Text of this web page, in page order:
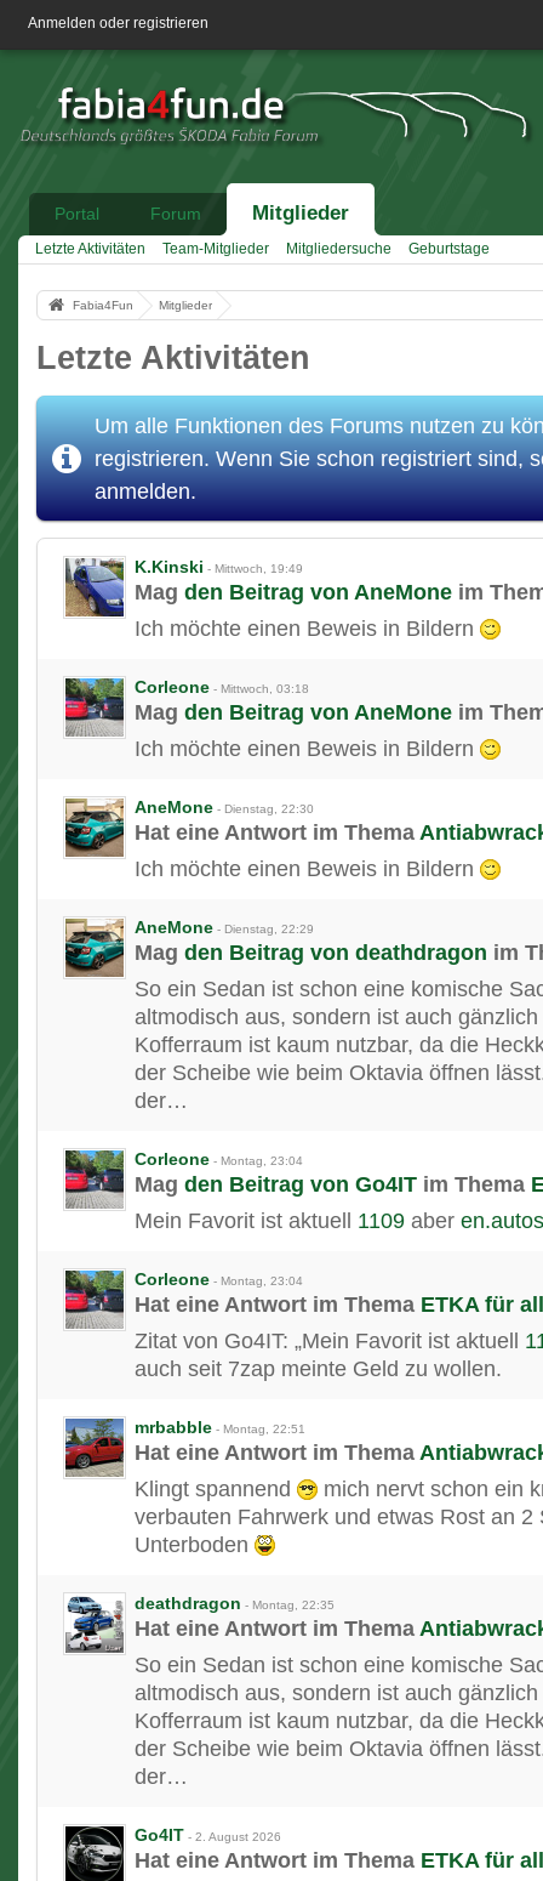
Anmelden oder registrieren
Portal Forum Mitglieder
Letzte Aktivitäten Team-Mitglieder Mitgliedersuche Geburtstage
Fabia4Fun Mitglieder
Letzte Aktivitäten
Um alle Funktionen des Forums nutzen zu
registrieren. Wenn Sie schon registriert sind,
anmelden.
K.Kinski - Mittwoch, 19:49
Mag den Beitrag von AneMone im
Ich möchte einen Beweis in Bildern
Corleone - Mittwoch, 03:18
Mag den Beitrag von AneMone im
Ich möchte einen Beweis in Bildern
AneMone - Dienstag, 22:30
Hat eine Antwort im Thema
Ich möchte einen Beweis in Bildern
AneMone - Dienstag, 22:29
Mag den Beitrag von deathdragon im
So ein Sedan ist schon eine komische
altmodisch aus, sondern ist auch
Kofferraum ist kaum nutzbar, da die
der Scheibe wie beim Oktavia öffnen
der…
Corleone - Montag, 23:04
Mag den Beitrag von Go4IT im Thema
Mein Favorit ist aktuell 1109 aber
Corleone - Montag, 23:04
Hat eine Antwort im Thema ETKA für
Zitat von Go4IT: „Mein Favorit ist aktuell
auch seit 7zap meinte Geld zu wollen.
mrbabble - Montag, 22:51
Hat eine Antwort im Thema
Klingt spannend
mich nervt schon ein
verbauten Fahrwerk und etwas Rost an 2
Unterboden
deathdragon - Montag, 22:35
Hat eine Antwort im Thema
So ein Sedan ist schon eine komische
altmodisch aus, sondern ist auch
Kofferraum ist kaum nutzbar, da die
der Scheibe wie beim Oktavia öffnen
der…
Go4IT - 2. August 2026
Hat eine Antwort im Thema ETKA für